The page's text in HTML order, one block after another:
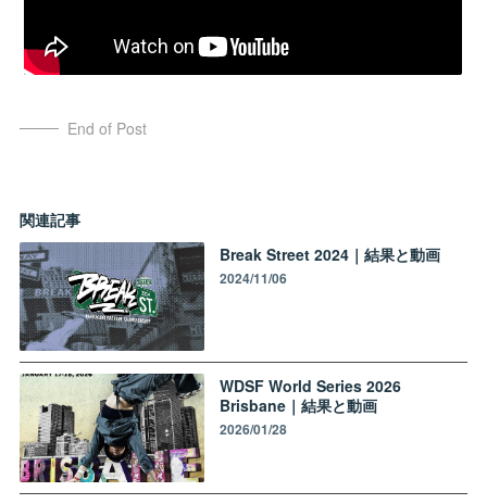
End of Post
関連記事
Break Street 2024｜結果と動画
2024/11/06
WDSF World Series 2026
Brisbane｜結果と動画
2026/01/28